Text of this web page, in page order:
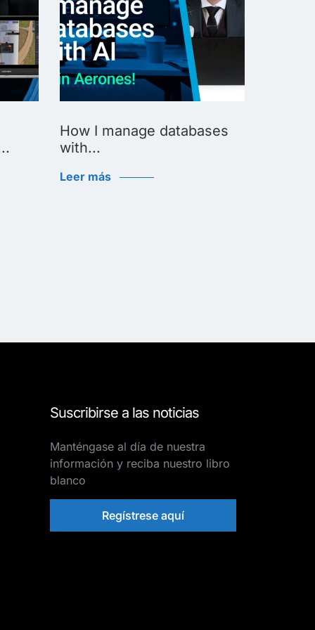
How I manage databases
with...
Leer más
Suscribirse a las noticias
Manténgase al día de nuestra
información y reciba nuestro libro
blanco
Regístrese aquí